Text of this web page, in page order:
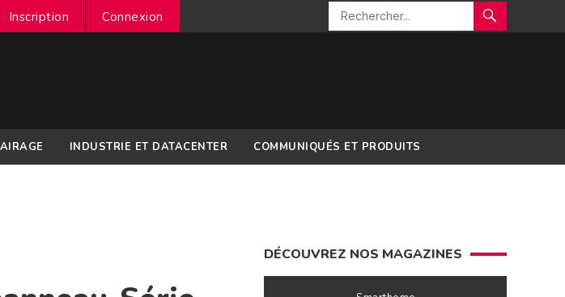
Inscription Connexion
INDUSTRIE ET DATACENTER COMMUNIQUÉS ET PRODUITS
DÉCOUVREZ NOS MAGAZINES